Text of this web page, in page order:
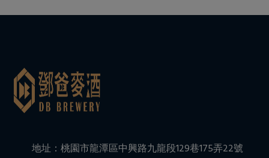
地址：桃園市龍潭區中興路九龍段129巷175弄22號